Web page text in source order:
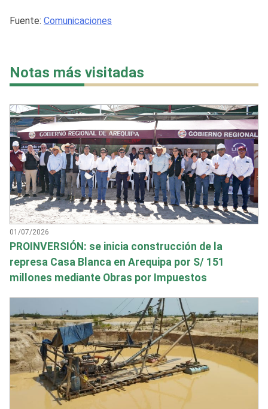
Fuente: Comunicaciones
Notas más visitadas
01/07/2026
PROINVERSIÓN: se inicia construcción de la
represa Casa Blanca en Arequipa por S/ 151
millones mediante Obras por Impuestos